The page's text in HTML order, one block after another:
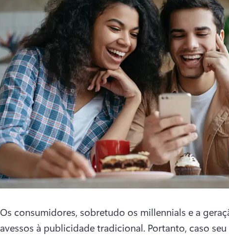
Os consumidores, sobretudo os millennials e a
avessos à publicidade tradicional. Portanto, caso